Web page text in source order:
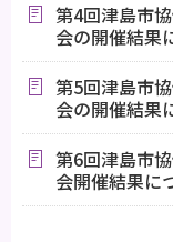
第4回津島市
会の開催結果
第5回津島市
会の開催結果
第6回津島市
会開催結果に